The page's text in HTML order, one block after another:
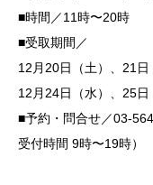
■時間／11時〜20時
■受取期間／
12月20日（土）、21日
12月24日（水）、25日
■予約・問合せ／03-
受付時間 9時〜19時）